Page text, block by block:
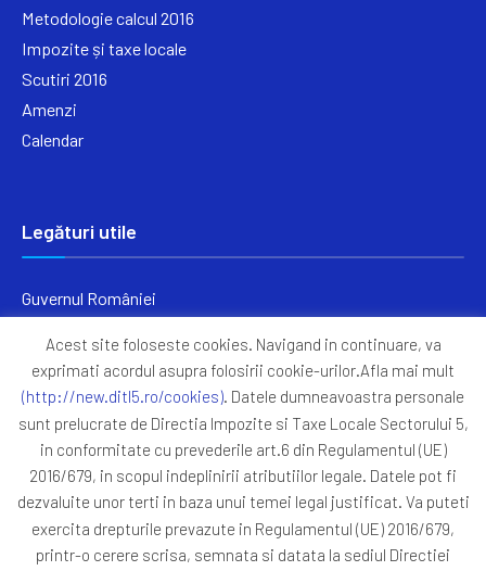
Metodologie calcul 2016
Impozite și taxe locale
Scutiri 2016
Amenzi
Calendar
Legături utile
Guvernul României
Primăria Sectorul 5
ANAF
Protocoale
GDPR
Harta Site
Acest site foloseste cookies. Navigand in continuare, va
exprimati acordul asupra folosirii cookie-urilor.Afla mai mult
(http://new.ditl5.ro/cookies). Datele dumneavoastra personale
sunt prelucrate de Directia Impozite si Taxe Locale Sectorului 5,
in conformitate cu prevederile art.6 din Regulamentul (UE)
2016/679, in scopul indeplinirii atributiilor legale. Datele pot fi
dezvaluite unor terti in baza unui temei legal justificat. Va puteti
exercita drepturile prevazute in Regulamentul (UE) 2016/679,
printr-o cerere scrisa, semnata si datata la sediul Directiei